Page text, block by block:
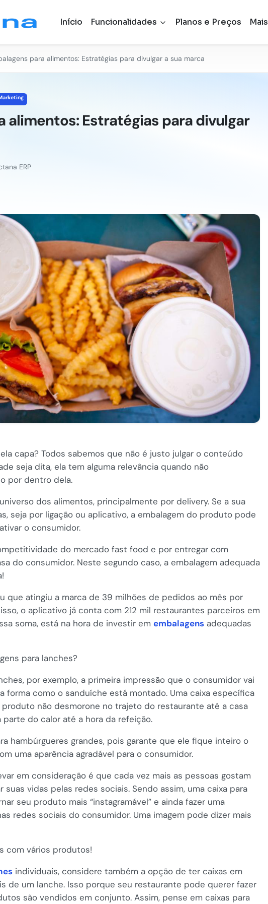
Início Funcionalidades Planos e Preços Mais
para alimentos: Estratégias para divulgar a sua marca
alimentos: Estratégias para divulgar
ERP
capa? Todos sabemos que não é justo julgar o conteúdo
seja dita, ela tem alguma relevância quando não
por dentro dela.
dos alimentos, principalmente por delivery. Se a sua
seja por ligação ou aplicativo, a embalagem do produto pode
o consumidor.
do mercado fast food e por entregar com
do consumidor. Neste segundo caso, a embalagem adequada
que atingiu a marca de 39 milhões de pedidos ao mês por
o aplicativo já conta com 212 mil restaurantes parceiros em
soma, está na hora de investir em embalagens adequadas
para lanches?
por exemplo, a primeira impressão que o consumidor vai
forma como o sanduíche está montado. Uma caixa específica
não desmorone no trajeto do restaurante até a casa
do calor até a hora da refeição.
hambúrgueres grandes, pois garante que ele fique inteiro o
uma aparência agradável para o consumidor.
em consideração é que cada vez mais as pessoas gostam
vidas pelas redes sociais. Sendo assim, uma caixa para
seu produto mais “instagramável” e ainda fazer uma
redes sociais do consumidor. Uma imagem pode dizer mais
com vários produtos!
individuais, considere também a opção de ter caixas em
de um lanche. Isso porque seu restaurante pode querer fazer
são vendidos em conjunto. Assim, pense em caixas para